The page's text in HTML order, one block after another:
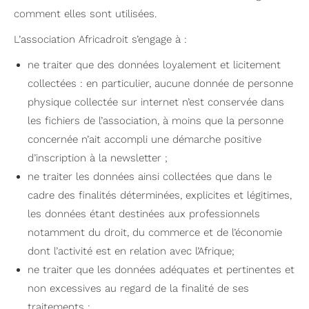
comment elles sont utilisées.
L’association Africadroit s’engage à :
ne traiter que des données loyalement et licitement
collectées : en particulier, aucune donnée de personne
physique collectée sur internet n’est conservée dans
les fichiers de l’association, à moins que la personne
concernée n’ait accompli une démarche positive
d’inscription à la newsletter ;
ne traiter les données ainsi collectées que dans le
cadre des finalités déterminées, explicites et légitimes,
les données étant destinées aux professionnels
notamment du droit, du commerce et de l’économie
dont l’activité est en relation avec l’Afrique;
ne traiter que les données adéquates et pertinentes et
non excessives au regard de la finalité de ses